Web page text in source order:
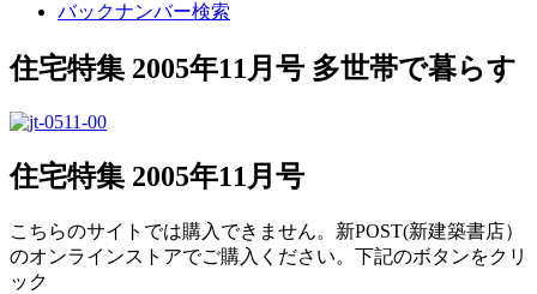
バックナンバー検索
住宅特集 2005年11月号 多世帯で暮らす
住宅特集 2005年11月号
こちらのサイトでは購入できません。新POST(新建築書店）
のオンラインストアでご購入ください。下記のボタンをクリ
ック